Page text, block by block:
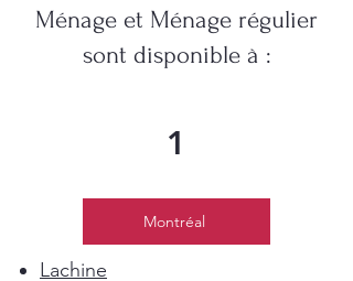
Ménage et Ménage régulier
sont disponible à :
1
Montréal
Lachine